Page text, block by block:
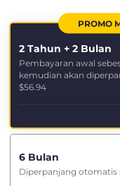
PROMO
2 Tahun + 2 Bulan
Pembayaran awal
kemudian akan
$56.94
6 Bulan
Diperpanjang otomatis